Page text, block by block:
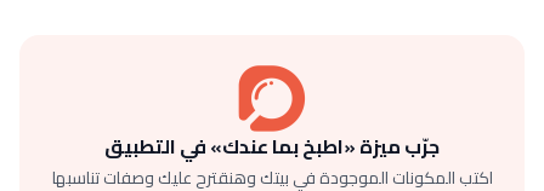
جرّب ميزة «اطبخ بما عندك» في التطبيق
اكتب المكونات الموجودة في بيتك وهنقترح عليك وصفات تناسبها